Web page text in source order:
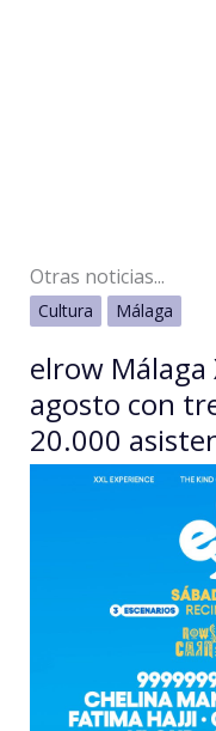
Otras noticias...
Cultura Málaga
elrow Málaga
agosto con
20.000